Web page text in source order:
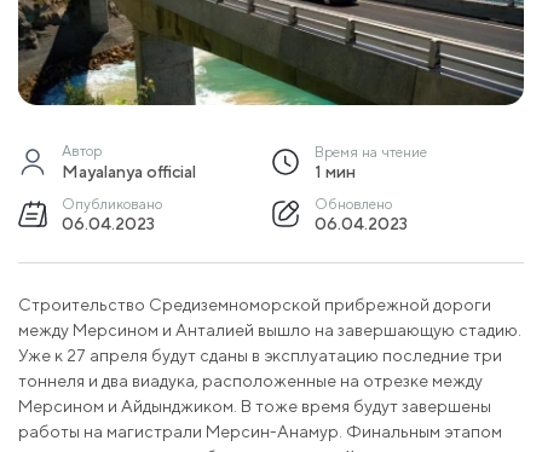
Автор
Mayalanya official
Время на чтение
1 мин
Опубликовано
06.04.2023
Обновлено
06.04.2023
Строительство Средиземноморской прибрежной дороги
между Мерсином и Анталией вышло на завершающую стадию.
Уже к 27 апреля будут сданы в эксплуатацию последние три
тоннеля и два виадука, расположенные на отрезке между
Мерсином и Айдынджиком. В тоже время будут завершены
работы на магистрали Мерсин-Анамур. Финальным этапом